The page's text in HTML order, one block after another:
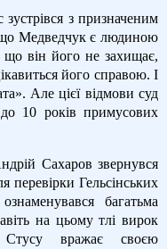
з призначеним
що Медведчук є людиною
що він його не захищає,
його справою. І
Але цієї відмови суд
10 років примусових
Сахаров звернувся
перевірки Гельсінських
багатьма
на цьому тлі вирок
Стусу вражає своєю